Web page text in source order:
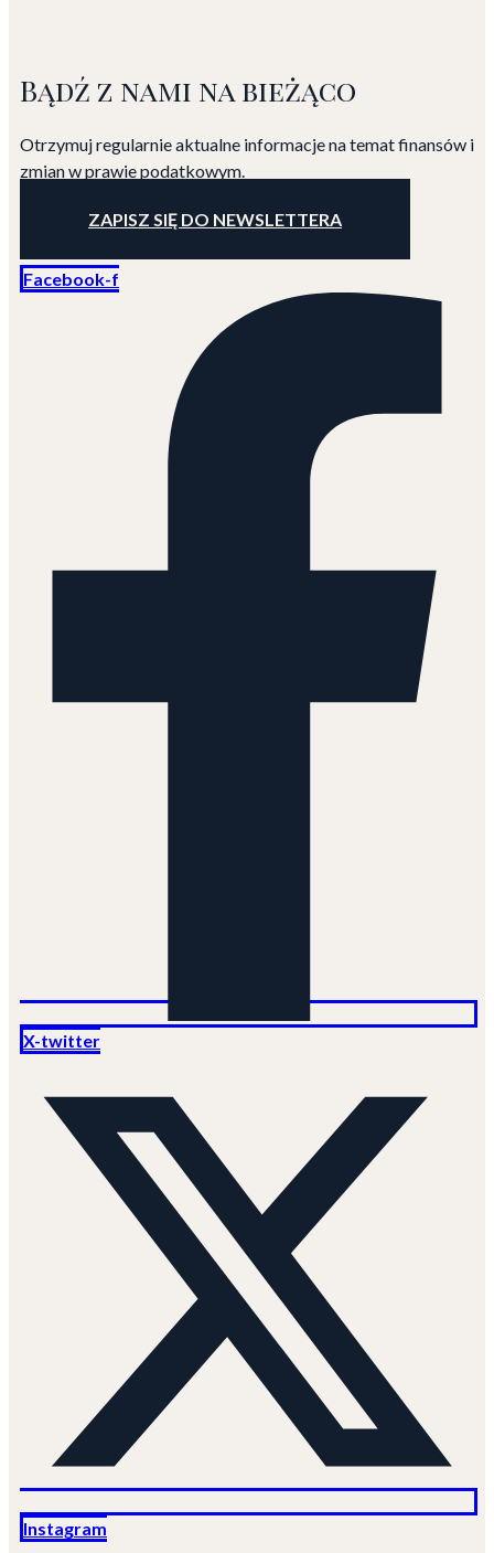
Bądź z nami na bieżąco
Otrzymuj regularnie aktualne informacje na temat finansów i
zmian w prawie podatkowym.
ZAPISZ SIĘ DO NEWSLETTERA
Facebook-f
X-twitter
Instagram